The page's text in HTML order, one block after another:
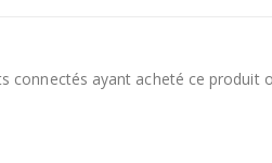
connectés ayant acheté ce produit